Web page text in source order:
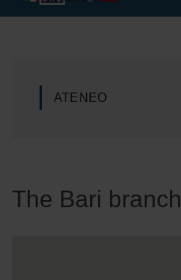
ATENEO
The Bari branch